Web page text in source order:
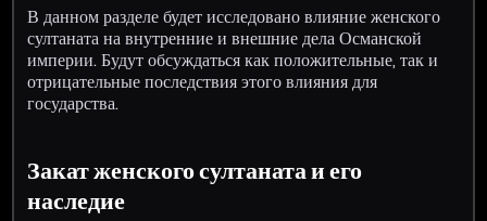
В данном разделе будет исследовано влияние женского
султаната на внутренние и внешние дела Османской
империи. Будут обсуждаться как положительные, так и
отрицательные последствия этого влияния для
государства.
Закат женского султаната и его
наследие